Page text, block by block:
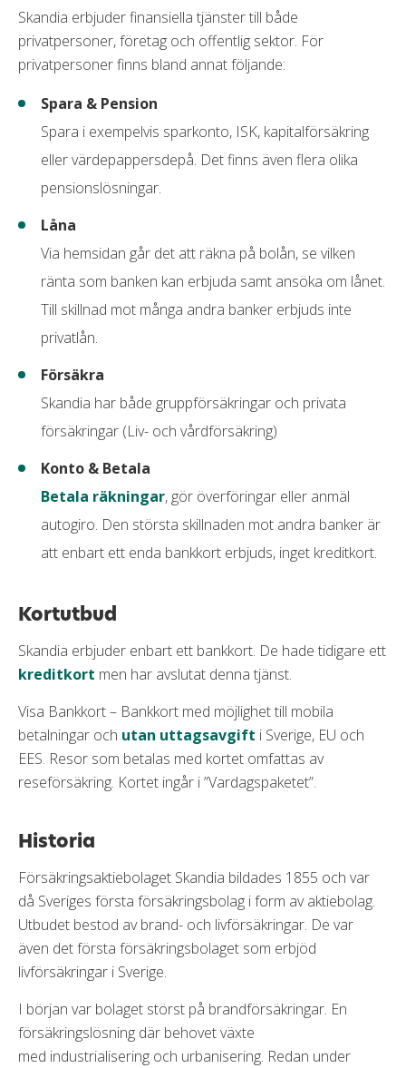
Förseningsavgift
Övertrasseringsavgift
Minsta belopp att betala
5,00 % (min 100 kr)
Gratis extrakort
Krav
Minst 18 år
Inga betalningsanmärkningar
Mobila betalningsmetoder
Google pay
Apple pay
Samsung pay
Skandia erbjuder finansiella tjänster till både
privatpersoner, företag och offentlig sektor. För
privatpersoner finns bland annat följande:
Spara & Pension
Spara i exempelvis sparkonto, ISK, kapitalförsäkring
eller värdepappersdepå. Det finns även flera olika
pensionslösningar.
Låna
Via hemsidan går det att räkna på bolån, se vilken
ränta som banken kan erbjuda samt ansöka om lånet.
Till skillnad mot många andra banker erbjuds inte
privatlån.
Försäkra
Skandia har både gruppförsäkringar och privata
försäkringar (Liv- och vårdförsäkring)
Konto & Betala
Betala räkningar, gör överföringar eller anmäl
autogiro. Den största skillnaden mot andra banker är
att enbart ett enda bankkort erbjuds, inget kreditkort.
Kortutbud
Skandia erbjuder enbart ett bankkort. De hade tidigare ett
kreditkort men har avslutat denna tjänst.
Visa Bankkort – Bankkort med möjlighet till mobila
betalningar och utan uttagsavgift i Sverige, EU och
EES. Resor som betalas med kortet omfattas av
reseförsäkring. Kortet ingår i ”Vardagspaketet”.
Historia
Försäkringsaktiebolaget Skandia bildades 1855 och var
då Sveriges första försäkringsbolag i form av aktiebolag.
Utbudet bestod av brand- och livförsäkringar. De var
även det första försäkringsbolaget som erbjöd
livförsäkringar i Sverige.
I början var bolaget störst på brandförsäkringar. En
försäkringslösning där behovet växte
med industrialisering och urbanisering. Redan under